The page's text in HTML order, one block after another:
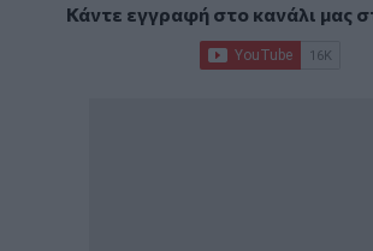
Κάντε εγγραφή στο κανάλι μας